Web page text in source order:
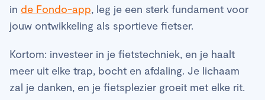
in de Fondo-app, leg je een sterk fundament voor
jouw ontwikkeling als sportieve fietser.
Kortom: investeer in je fietstechniek, en je haalt
meer uit elke trap, bocht en afdaling. Je lichaam
zal je danken, en je fietsplezier groeit met elke rit.